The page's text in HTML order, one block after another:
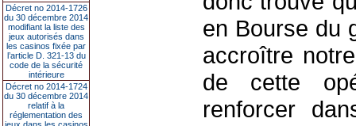
Décret no 2014-1726
du 30 décembre 2014
modifiant la liste des
jeux autorisés dans
les casinos fixée par
l’article D. 321-13 du
code de la sécurité
intérieure
Décret no 2014-1724
du 30 décembre 2014
relatif à la
réglementation des
en Bourse du
accroître
de cette
renforcer